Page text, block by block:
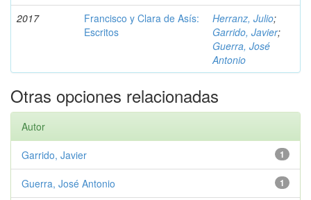
2017
Francisco y Clara de Asís:
Escritos
Herranz, Julio;
Garrido, Javier;
Guerra, José
Antonio
Otras opciones relacionadas
Autor
1
Garrido, Javier
1
Guerra, José Antonio